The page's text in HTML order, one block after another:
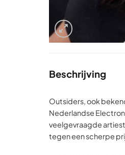
Beschrijving
Outsiders, ook
Nederlandse
veelgevraagde
tegen een scherpe